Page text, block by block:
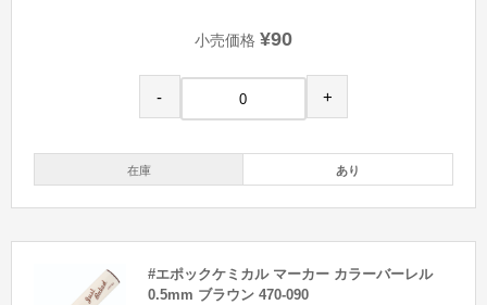
小売価格 ¥90
- +
在庫 あり
#エポックケミカル マーカー カラーバーレル
0.5mm ブラウン 470-090